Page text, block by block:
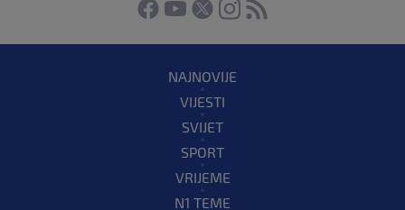
NAJNOVIJE
VIJESTI
SVIJET
SPORT
VRIJEME
N1 TEME